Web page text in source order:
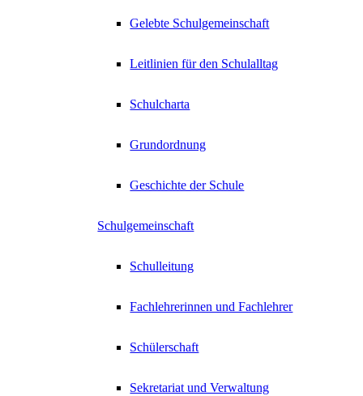
Gelebte Schulgemeinschaft
Leitlinien für den Schulalltag
Schulcharta
Grundordnung
Geschichte der Schule
Schulgemeinschaft
Schulleitung
Fachlehrerinnen und Fachlehrer
Schülerschaft
Sekretariat und Verwaltung